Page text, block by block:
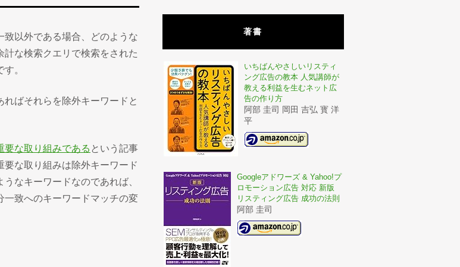
以外である場合、どのような
な検索クエリで検索をされた
。
ばそれらを除外キーワードと
要な取り組みである という記事
な取り組みは除外キーワード
なキーワードなのであれば、
一致へのキーワードマッチの変
著書
いちばんやさしいリスティ
ング広告の教本 人気講師が
教える利益を生むネット広
告の作り方
阿部 圭司 岡田 吉弘 寳 洋
平
Googleアドワーズ & Yahoo!プ
ロモーション広告 対応 新版
リスティング広告 成功の法則
阿部 圭司